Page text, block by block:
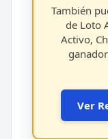
También
de Loto
Activo,
Ver